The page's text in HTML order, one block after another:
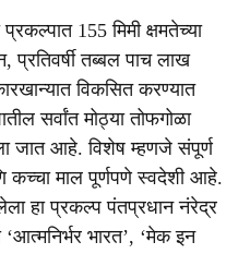
प्रकल्पात 155 मिमी क्षमतेच्या
प्रतिवर्षी तब्बल पाच लाख
विकसित करण्यात
सर्वांत मोठ्या तोफगोळा
जात आहे. विशेष म्हणजे संपूर्ण
कच्चा माल पूर्णपणे स्वदेशी आहे.
हा प्रकल्प पंतप्रधान नंरेद्र
‘आत्मनिर्भर भारत’, ‘मेक इन